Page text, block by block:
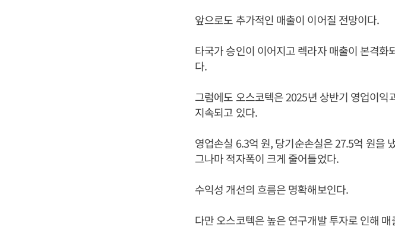
앞으로도 추가적인 매출이 이어질 전망이다.
타국가 승인이 이어지고 렉라자 매출이 본격
다.
그럼에도 오스코텍은 2025년 상반기 영업이
지속되고 있다.
영업손실 6.3억 원, 당기순손실은 27.5억 원을
그나마 적자폭이 크게 줄어들었다.
수익성 개선의 흐름은 명확해보인다.
다만 오스코텍은 높은 연구개발 투자로 인해